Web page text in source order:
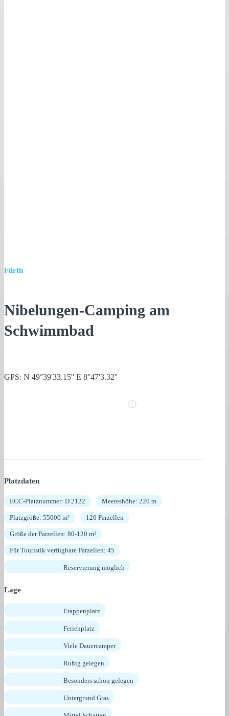
Fürth
Nibelungen-Camping am
Schwimmbad
GPS: N 49°39'33.15'' E 8°47'3.32''
Platzdaten
ECC-Platznummer: D 2122 Meereshöhe: 220 m
Platzgröße: 55000 m² 120 Parzellen
Größe der Parzellen: 80-120 m²
Für Touristik verfügbare Parzellen: 45
Reservierung möglich
Lage
Etappenplatz
Ferienplatz
Viele Dauercamper
Ruhig gelegen
Besonders schön gelegen
Untergrund Gras